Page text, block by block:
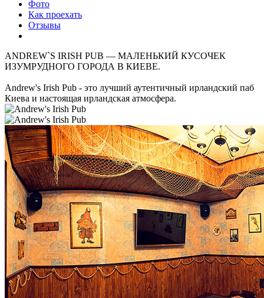
Фото
Как проехать
Отзывы
ANDREW`S IRISH PUB — МАЛЕНЬКИЙ КУСОЧЕК
ИЗУМРУДНОГО ГОРОДА В КИЕВЕ.
Andrew's Irish Pub - это лучший аутентичный ирландский паб
Киева и настоящая ирландская атмосфера.